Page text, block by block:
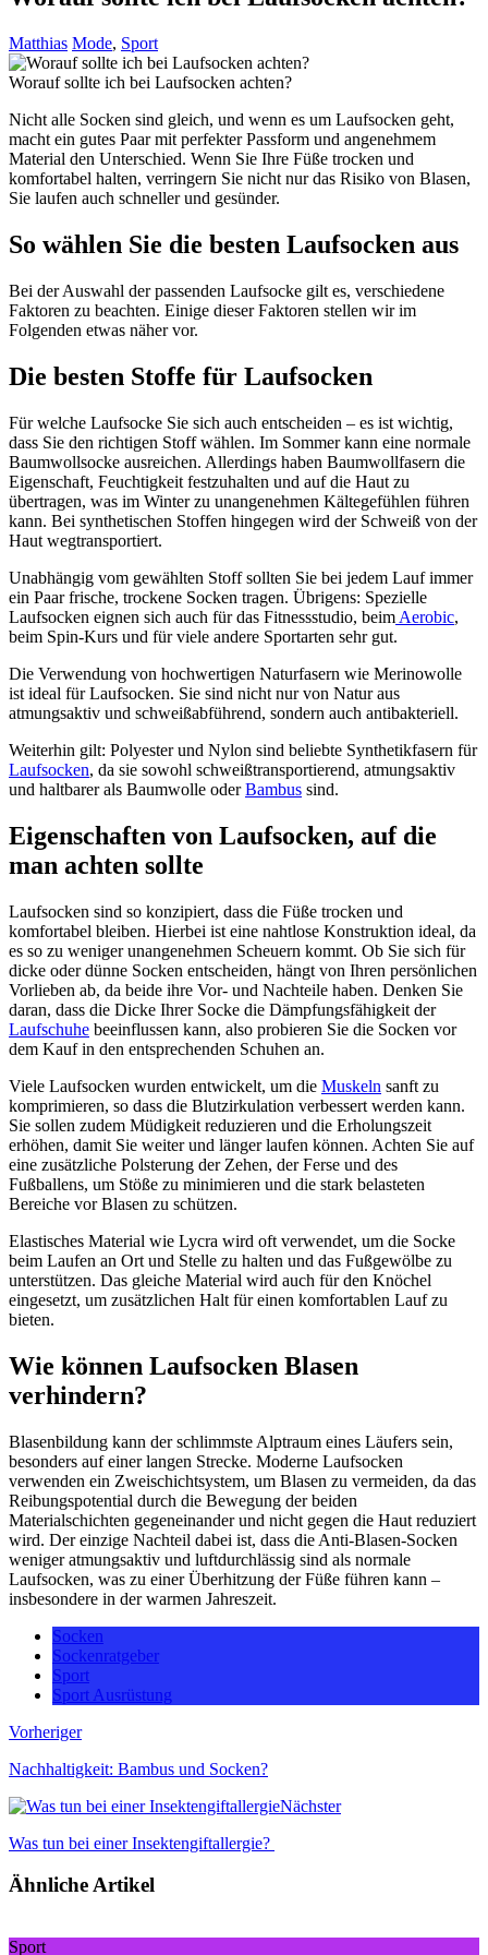
Matthias Mode, Sport
Worauf sollte ich bei Laufsocken achten?
Nicht alle Socken sind gleich, und wenn es um Laufsocken geht,
macht ein gutes Paar mit perfekter Passform und angenehmem
Material den Unterschied. Wenn Sie Ihre Füße trocken und
komfortabel halten, verringern Sie nicht nur das Risiko von Blasen,
Sie laufen auch schneller und gesünder.
So wählen Sie die besten Laufsocken aus
Bei der Auswahl der passenden Laufsocke gilt es, verschiedene
Faktoren zu beachten. Einige dieser Faktoren stellen wir im
Folgenden etwas näher vor.
Die besten Stoffe für Laufsocken
Für welche Laufsocke Sie sich auch entscheiden – es ist wichtig,
dass Sie den richtigen Stoff wählen. Im Sommer kann eine normale
Baumwollsocke ausreichen. Allerdings haben Baumwollfasern die
Eigenschaft, Feuchtigkeit festzuhalten und auf die Haut zu
übertragen, was im Winter zu unangenehmen Kältegefühlen führen
kann. Bei synthetischen Stoffen hingegen wird der Schweiß von der
Haut wegtransportiert.
Unabhängig vom gewählten Stoff sollten Sie bei jedem Lauf immer
ein Paar frische, trockene Socken tragen. Übrigens: Spezielle
Laufsocken eignen sich auch für das Fitnessstudio, beim Aerobic,
beim Spin-Kurs und für viele andere Sportarten sehr gut.
Die Verwendung von hochwertigen Naturfasern wie Merinowolle
ist ideal für Laufsocken. Sie sind nicht nur von Natur aus
atmungsaktiv und schweißabführend, sondern auch antibakteriell.
Weiterhin gilt: Polyester und Nylon sind beliebte Synthetikfasern für
Laufsocken, da sie sowohl schweißtransportierend, atmungsaktiv
und haltbarer als Baumwolle oderBambus sind.
Eigenschaften von Laufsocken, auf die
man achten sollte
Laufsocken sind so konzipiert, dass die Füße trocken und
komfortabel bleiben. Hierbei ist eine nahtlose Konstruktion ideal, da
es so zu weniger unangenehmen Scheuern kommt. Ob Sie sich für
dicke oder dünne Socken entscheiden, hängt von Ihren persönlichen
Vorlieben ab, da beide ihre Vor- und Nachteile haben. Denken Sie
daran, dass die Dicke Ihrer Socke die Dämpfungsfähigkeit der
Laufschuhe beeinflussen kann, also probieren Sie die Socken vor
dem Kauf in den entsprechenden Schuhen an.
Viele Laufsocken wurden entwickelt, um die Muskeln sanft zu
komprimieren, so dass die Blutzirkulation verbessert werden kann.
Sie sollen zudem Müdigkeit reduzieren und die Erholungszeit
erhöhen, damit Sie weiter und länger laufen können. Achten Sie auf
eine zusätzliche Polsterung der Zehen, der Ferse und des
Fußballens, um Stöße zu minimieren und die stark belasteten
Bereiche vor Blasen zu schützen.
Elastisches Material wie Lycra wird oft verwendet, um die Socke
beim Laufen an Ort und Stelle zu halten und das Fußgewölbe zu
unterstützen. Das gleiche Material wird auch für den Knöchel
eingesetzt, um zusätzlichen Halt für einen komfortablen Lauf zu
bieten.
Wie können Laufsocken Blasen
verhindern?
Blasenbildung kann der schlimmste Alptraum eines Läufers sein,
besonders auf einer langen Strecke. Moderne Laufsocken
verwenden ein Zweischichtsystem, um Blasen zu vermeiden, da das
Reibungspotential durch die Bewegung der beiden
Materialschichten gegeneinander und nicht gegen die Haut reduziert
wird. Der einzige Nachteil dabei ist, dass die Anti-Blasen-Socken
weniger atmungsaktiv und luftdurchlässig sind als normale
Laufsocken, was zu einer Überhitzung der Füße führen kann –
insbesondere in der warmen Jahreszeit.
Socken
Sockenratgeber
Sport
Sport Ausrüstung
Vorheriger
Nachhaltigkeit: Bambus und Socken?
Nächster
Was tun bei einer Insektengiftallergie?
Ähnliche Artikel
Sport